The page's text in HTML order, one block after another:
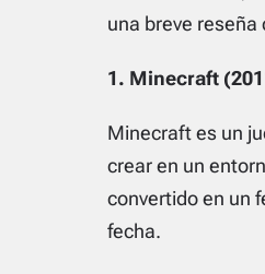
una breve
1. Minecraft
Minecraft es un
crear en un
convertido en un
fecha.